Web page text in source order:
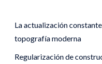
La actualización
topografía moderna
Regularización de